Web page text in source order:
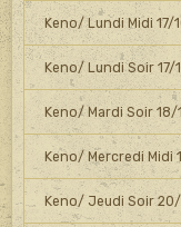
Keno/ Lundi Midi 17/
Keno/ Lundi Soir 17/
Keno/ Mardi Soir
Keno/ Mercredi Midi
Keno/ Jeudi Soir